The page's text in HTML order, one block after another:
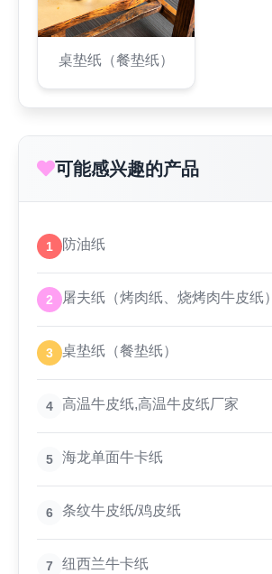
桌垫纸（餐垫纸）
可能感兴趣的产品
1 防油纸
2 屠夫纸（烤肉纸、烧烤肉牛皮纸）
3 桌垫纸（餐垫纸）
4 高温牛皮纸,高温牛皮纸厂家
5 海龙单面牛卡纸
6 条纹牛皮纸/鸡皮纸
7 纽西兰牛卡纸